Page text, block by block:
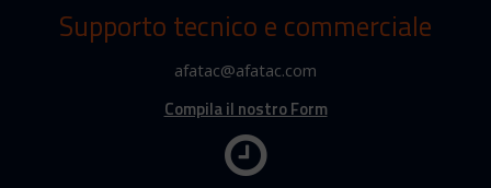
Supporto tecnico e commerciale
afatac@afatac.com
Compila il nostro Form